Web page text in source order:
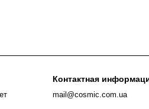
Контактная
mail@cosmic.com.ua